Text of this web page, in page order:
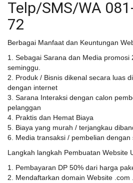
Telp/SMS/WA
72
Berbagai Manfaat dan Keuntungan
1. Sebagai Sarana dan Media promosi
seminggu.
2. Produk / Bisnis dikenal secara luas
dengan internet
3. Sarana Interaksi dengan calon
pelanggan
4. Praktis dan Hemat Biaya
5. Biaya yang murah / terjangkau
6. Media transaksi / pembelian dengan
Langkah langkah Pembuatan Website
1. Pembayaran DP 50% dari harga
2. Mendaftarkan domain Website .com